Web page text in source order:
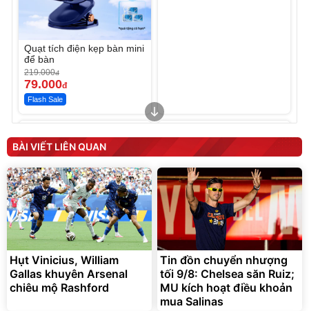
Quạt tích điện kẹp bàn mini
để bàn
219.000đ
79.000đ
Flash Sale
tức thì Vaseline Body
190.000đ
138.330đ
Discount
D2-001 - Thông Minh
3.000.000
2.200.000đ
Flash Sale
Unmute
Vali Bamozo Khung Nhôm
9066 Size 20/24/28 Cao
Cấp
1.000.000
825.000đ
Flash Sale
BÀI VIẾT LIÊN QUAN
Hụt Vinicius, William
Gallas khuyên Arsenal
chiêu mộ Rashford
Tin đồn chuyển nhượng
tối 9/8: Chelsea săn Ruiz;
MU kích hoạt điều khoản
mua Salinas